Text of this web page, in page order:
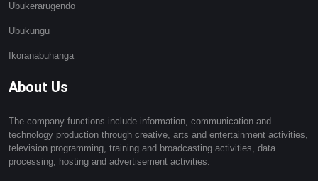
Ubukerarugendo
Ubukungu
Ikoranabuhanga
About Us
The company functions include information, communication and
technology production through creative, arts and entertainment activities,
television programming, training and broadcasting activities, data
processing, hosting and advertisement activities.